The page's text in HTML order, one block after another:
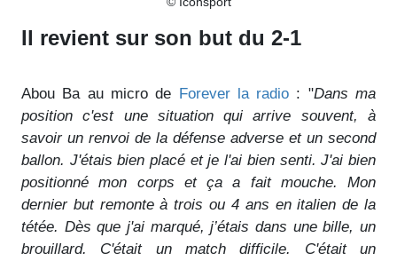
Il revient sur son but du 2-1
Abou Ba au micro de Forever la radio : "Dans ma
position c'est une situation qui arrive souvent, à
savoir un renvoi de la défense adverse et un second
ballon. J'étais bien placé et je l'ai bien senti. J'ai bien
positionné mon corps et ça a fait mouche. Mon
dernier but remonte à trois ou 4 ans en italien de la
tétée. Dès que j'ai marqué, j’étais dans une bille, un
brouillard. C'était un match difficile. C'était un